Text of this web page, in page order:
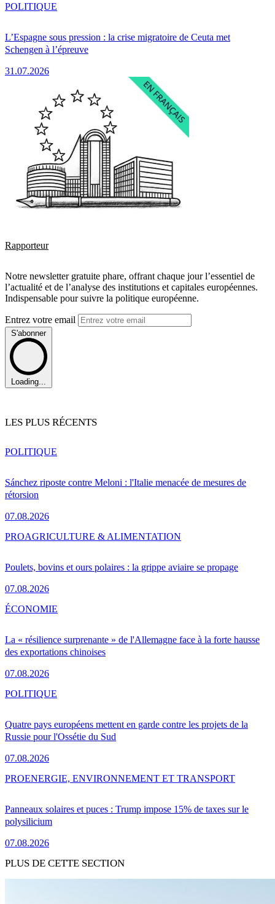
L’Espagne sous pression : la crise migratoire de Ceuta met
Schengen à l’épreuve
31.07.2026
POLITIQUE
Rapporteur
Notre newsletter gratuite phare, offrant chaque jour l’essentiel de
l’actualité et de l’analyse des institutions et capitales européennes.
Indispensable pour suivre la politique européenne.
Entrez votre email
S'abonner
Loading...
LES PLUS RÉCENTS
Sánchez riposte contre Meloni : l'Italie menacée de mesures de
rétorsion
07.08.2026
POLITIQUE
Poulets, bovins et ours polaires : la grippe aviaire se propage
07.08.2026
PROAGRICULTURE & ALIMENTATION
La « résilience surprenante » de l'Allemagne face à la forte hausse
des exportations chinoises
07.08.2026
ÉCONOMIE
Quatre pays européens mettent en garde contre les projets de la
Russie pour l'Ossétie du Sud
07.08.2026
POLITIQUE
Panneaux solaires et puces : Trump impose 15% de taxes sur le
polysilicium
07.08.2026
PROENERGIE, ENVIRONNEMENT ET TRANSPORT
PLUS DE CETTE SECTION